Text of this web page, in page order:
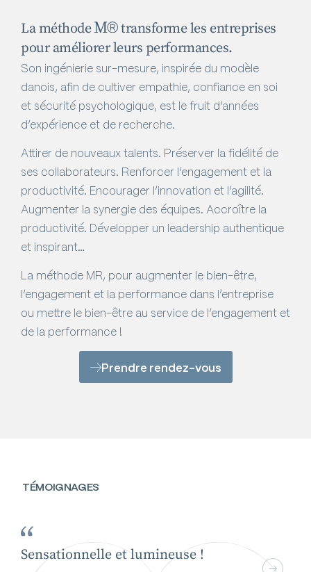
La méthode
transforme les entreprises
pour améliorer leurs performances.
Son ingénierie sur-mesure, inspirée du modèle
danois, afin de cultiver empathie, confiance en soi
et sécurité psychologique, est le fruit d’années
d’expérience et de recherche.
Attirer de nouveaux talents. Préserver la fidélité de
ses collaborateurs. Renforcer l’engagement et la
productivité. Encourager l’innovation et l’agilité.
Augmenter la synergie des équipes. Accroître la
productivité. Développer un leadership authentique
et inspirant…
La méthode MR, pour augmenter le bien-être,
l’engagement et la performance dans l’entreprise
ou mettre le bien-être au service de l’engagement et
de la performance !
Prendre rendez-vous
Sensationnelle et lumineuse !
TÉMOIGNAGES